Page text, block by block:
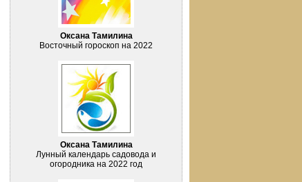
Оксана Тамилина
Восточный гороскоп на 2022
Оксана Тамилина
Лунный календарь садовода и
огородника на 2022 год